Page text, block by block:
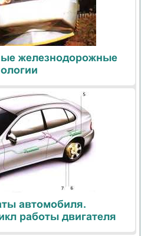
железнодорожные
автомобиля.
работы двигателя